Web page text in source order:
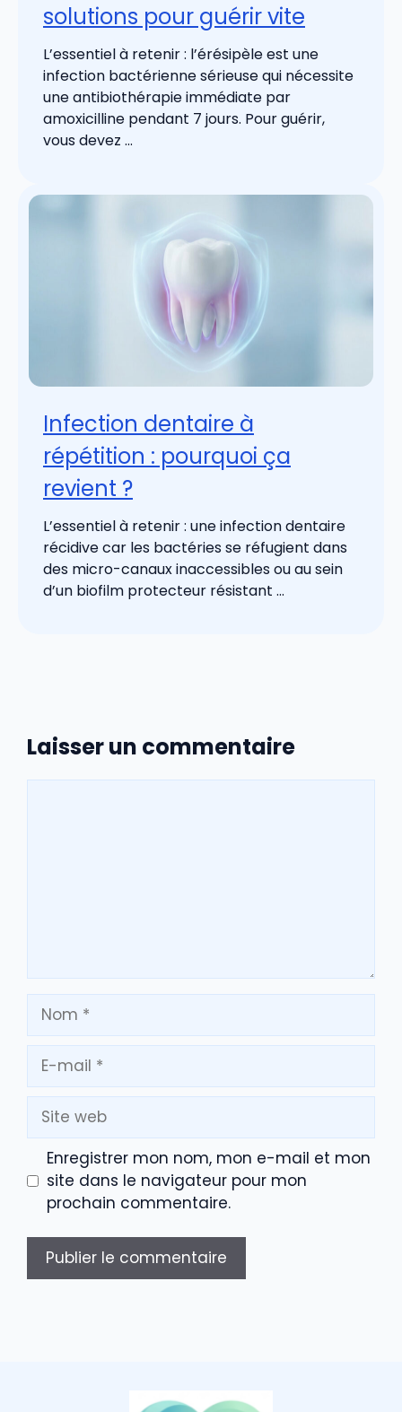
solutions pour guérir vite
L’essentiel à retenir : l’érésipèle est une
infection bactérienne sérieuse qui nécessite
une antibiothérapie immédiate par
amoxicilline pendant 7 jours. Pour guérir,
vous devez ...
Infection dentaire à
répétition : pourquoi ça
revient ?
L’essentiel à retenir : une infection dentaire
récidive car les bactéries se réfugient dans
des micro-canaux inaccessibles ou au sein
d’un biofilm protecteur résistant ...
Laisser un commentaire
Nom
mail
Site
web
Enregistrer mon nom, mon e-mail et mon
site dans le navigateur pour mon
prochain commentaire.